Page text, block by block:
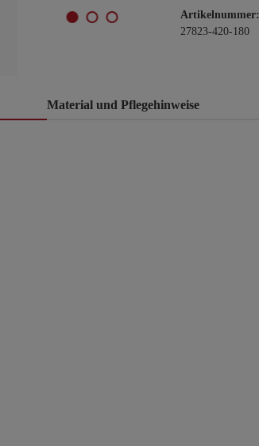
Artikelnummer:
27823-420-180
Material und Pflegehinweise